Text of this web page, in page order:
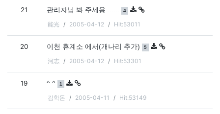
21 관리자님 봐 주세용....... 댓글
4
개
能光
2005-04-12 Hit:53011
20 이천 휴계소 에서(개나리 추가) 댓글
5
개
河志
2005-04-12 Hit:53301
19 ^ ^ 댓글
1
개
김학돈
2005-04-11 Hit:53149